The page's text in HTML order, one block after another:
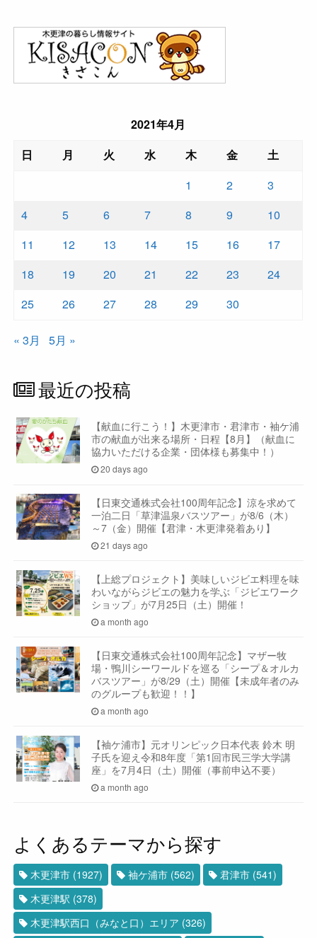
2021年4月
日
月 火 水 木 金
土
1
2
3
4
5 6 7 8 9
10
11
12 13 14 15 16
17
18
19 20 21 22 23
24
25
26 27 28 29 30
« 3月 5月 »
最近の投稿
【献血に行こう！】木更津市・君津市・袖ケ浦
市の献血が出来る場所・日程【8月】（献血に
協力いただける企業・団体様も募集中！）
20 days ago
【日東交通株式会社100周年記念】涼を求めて
一泊二日「草津温泉バスツアー」が8/6（木）
～7（金）開催【君津・木更津発着あり】
21 days ago
【上総プロジェクト】美味しいジビエ料理を味
わいながらジビエの魅力を学ぶ「ジビエワーク
ショップ」が7月25日（土）開催！
a month ago
【日東交通株式会社100周年記念】マザー牧
場・鴨川シーワールドを巡る「シープ＆オルカ
バスツアー」が8/29（土）開催【未成年者のみ
のグループも歓迎！！】
a month ago
【袖ケ浦市】元オリンピック日本代表 鈴木 明
子氏を迎え令和8年度「第1回市民三学大学講
座」を7月4日（土）開催（事前申込不要）
a month ago
よくあるテーマから探す
木更津市 (1927) 袖ケ浦市 (562) 君津市 (541)
木更津駅 (378)
木更津駅西口（みなと口）エリア (326)